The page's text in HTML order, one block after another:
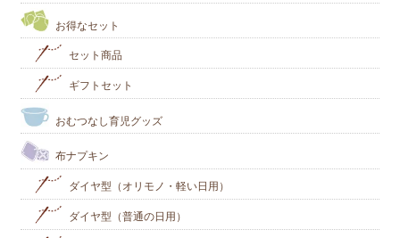
お得なセット
セット商品
ギフトセット
おむつなし育児グッズ
布ナプキン
ダイヤ型（オリモノ・軽い日用）
ダイヤ型（普通の日用）